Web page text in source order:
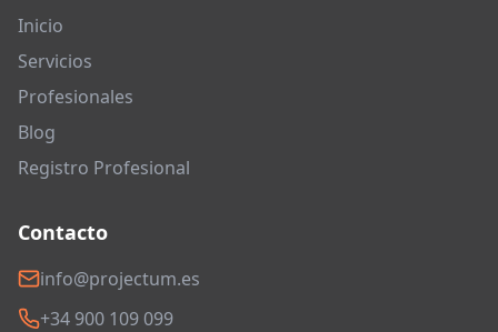
Inicio
Servicios
Profesionales
Blog
Registro Profesional
Contacto
info@projectum.es
+34 900 109 099